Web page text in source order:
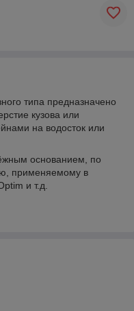
типа предназначено
кузова или
на водосток или
основанием, по
применяемому в
и т.д.